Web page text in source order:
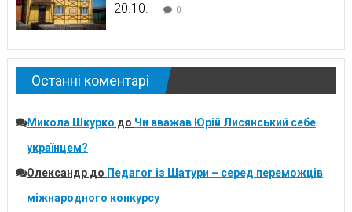
20.10. 0
Останні коментарі
Микола Шкурко до Чи вважав Юрій Лисянський себе
українцем?
Олександрдо Педагог із Шатури – серед переможців
міжнародного конкурсу